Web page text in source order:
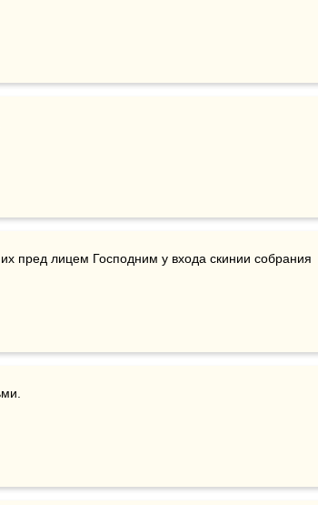
их пред лицем Господним у входа скинии собрания